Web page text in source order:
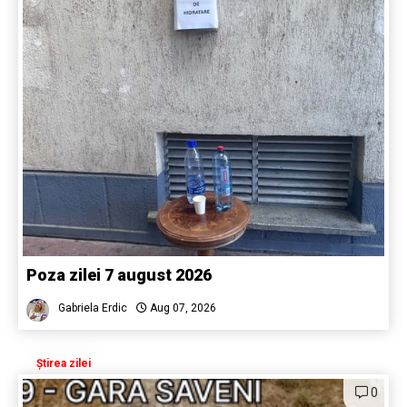
Poza zilei 7 august 2026
Gabriela Erdic Aug 07, 2026
Știrea zilei
0